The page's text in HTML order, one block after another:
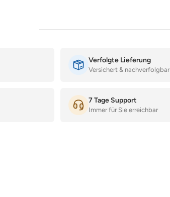
Verfolgte Lieferung
Versichert & nachverfolgbar
7 Tage Support
Immer für Sie erreichbar